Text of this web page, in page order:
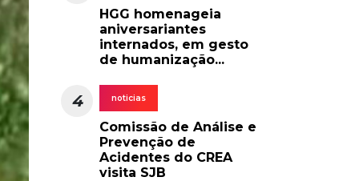
HGG homenageia
aniversariantes
internados, em gesto
de humanização...
4 noticias
Comissão de Análise e
Prevenção de
Acidentes do CREA
visita SJB